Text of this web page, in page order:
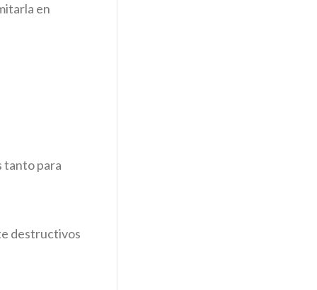
en
tanto para
destructivos